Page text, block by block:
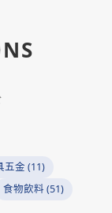
五金 (11)
食物飲料 (51)